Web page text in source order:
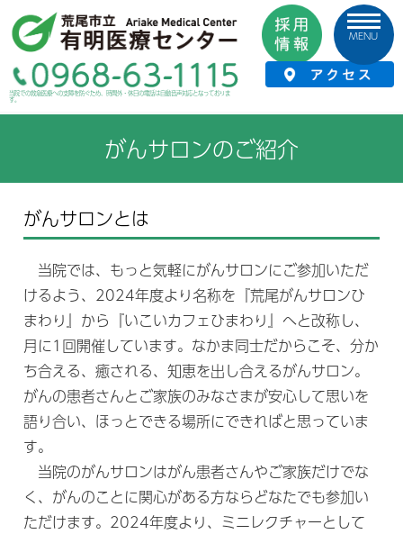
当院での救急医療への支障を防ぐため、時間外・休日の電話は自動音声対応となっておりま
す。
MENU
HOME › 診療案内 › 相談支援センター › がんサロンのご紹介
がんサロンのご紹介
がんサロンとは
当院では、もっと気軽にがんサロンにご参加いただ
けるよう、2024年度より名称を『荒尾がんサロンひ
まわり』から『いこいカフェひまわり』へと改称し、
月に1回開催しています。なかま同士だからこそ、分か
ち合える、癒される、知恵を出し合えるがんサロン。
がんの患者さんとご家族のみなさまが安心して思いを
語り合い、ほっとできる場所にできればと思っていま
す。
当院のがんサロンはがん患者さんやご家族だけでな
く、がんのことに関心がある方ならどなたでも参加い
ただけます。2024年度より、ミニレクチャーとして